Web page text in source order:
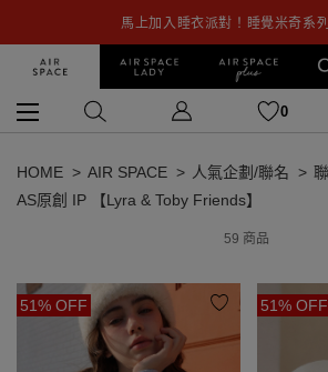
馬上加入睡衣派對！睡覺米奇系
0
HOME AIR SPACE 人氣企劃/聯名
AS原創 IP 【Lyra & Toby Friends】
59 商品
51% OFF 51% OFF